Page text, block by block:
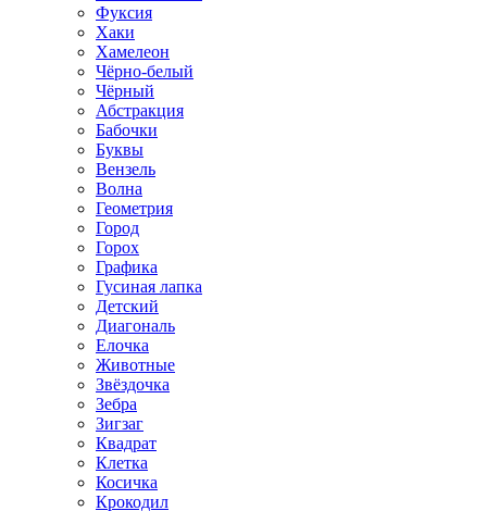
Фуксия
Хаки
Хамелеон
Чёрно-белый
Чёрный
Абстракция
Бабочки
Буквы
Вензель
Волна
Геометрия
Город
Горох
Графика
Гусиная лапка
Детский
Диагональ
Елочка
Животные
Звёздочка
Зебра
Зигзаг
Квадрат
Клетка
Косичка
Крокодил